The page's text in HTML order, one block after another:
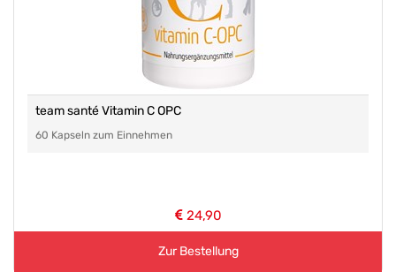
team santé Vitamin C OPC
60 Kapseln zum Einnehmen
24,90
Zur Bestellung